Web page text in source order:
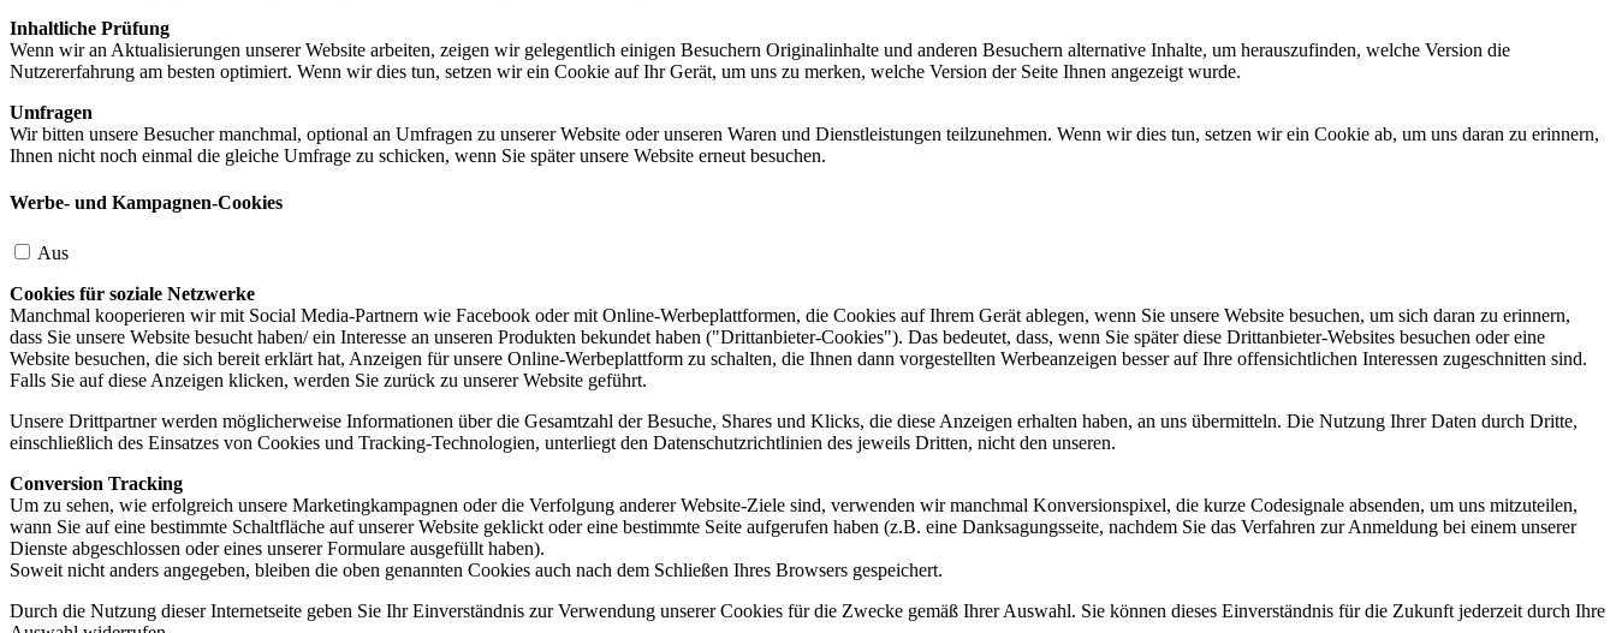
Inhaltliche Prüfung
Wenn wir an Aktualisierungen unserer Website arbeiten, zeigen wir gelegentlich einigen Besuchern Originalinhalte und anderen Besuchern alternative Inhalte, um herauszufinden, welche Version die
Nutzererfahrung am besten optimiert. Wenn wir dies tun, setzen wir ein Cookie auf Ihr Gerät, um uns zu merken, welche Version der Seite Ihnen angezeigt wurde.
Umfragen
Wir bitten unsere Besucher manchmal, optional an Umfragen zu unserer Website oder unseren Waren und Dienstleistungen teilzunehmen. Wenn wir dies tun, setzen wir ein Cookie ab, um uns daran zu erinnern,
Ihnen nicht noch einmal die gleiche Umfrage zu schicken, wenn Sie später unsere Website erneut besuchen.
Werbe- und Kampagnen-Cookies
Aus
Cookies für soziale Netzwerke
Manchmal kooperieren wir mit Social Media-Partnern wie Facebook oder mit Online-Werbeplattformen, die Cookies auf Ihrem Gerät ablegen, wenn Sie unsere Website besuchen, um sich daran zu erinnern,
dass Sie unsere Website besucht haben/ ein Interesse an unseren Produkten bekundet haben ("Drittanbieter-Cookies"). Das bedeutet, dass, wenn Sie später diese Drittanbieter-Websites besuchen oder eine
Website besuchen, die sich bereit erklärt hat, Anzeigen für unsere Online-Werbeplattform zu schalten, die Ihnen dann vorgestellten Werbeanzeigen besser auf Ihre offensichtlichen Interessen zugeschnitten sind.
Falls Sie auf diese Anzeigen klicken, werden Sie zurück zu unserer Website geführt.
Unsere Drittpartner werden möglicherweise Informationen über die Gesamtzahl der Besuche, Shares und Klicks, die diese Anzeigen erhalten haben, an uns übermitteln. Die Nutzung Ihrer Daten durch Dritte,
einschließlich des Einsatzes von Cookies und Tracking-Technologien, unterliegt den Datenschutzrichtlinien des jeweils Dritten, nicht den unseren.
Conversion Tracking
Um zu sehen, wie erfolgreich unsere Marketingkampagnen oder die Verfolgung anderer Website-Ziele sind, verwenden wir manchmal Konversionspixel, die kurze Codesignale absenden, um uns mitzuteilen,
wann Sie auf eine bestimmte Schaltfläche auf unserer Website geklickt oder eine bestimmte Seite aufgerufen haben (z.B. eine Danksagungsseite, nachdem Sie das Verfahren zur Anmeldung bei einem unserer
Dienste abgeschlossen oder eines unserer Formulare ausgefüllt haben).
Soweit nicht anders angegeben, bleiben die oben genannten Cookies auch nach dem Schließen Ihres Browsers gespeichert.
Durch die Nutzung dieser Internetseite geben Sie Ihr Einverständnis zur Verwendung unserer Cookies für die Zwecke gemäß Ihrer Auswahl. Sie können dieses Einverständnis für die Zukunft jederzeit durch Ihre